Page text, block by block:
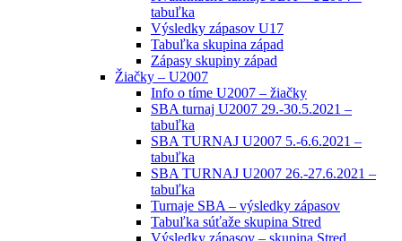
tabuľka
Výsledky zápasov U17
Tabuľka skupina západ
Zápasy skupiny západ
Žiačky – U2007
Info o tíme U2007 – žiačky
SBA turnaj U2007 29.-30.5.2021 –
tabuľka
SBA TURNAJ U2007 5.-6.6.2021 –
tabuľka
SBA TURNAJ U2007 26.-27.6.2021 –
tabuľka
Turnaje SBA – výsledky zápasov
Tabuľka súťaže skupina Stred
Výsledky zápasov – skupina Stred